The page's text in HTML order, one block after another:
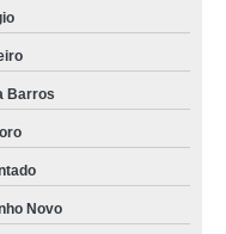
Paraíba
Morato
Barros
Novo